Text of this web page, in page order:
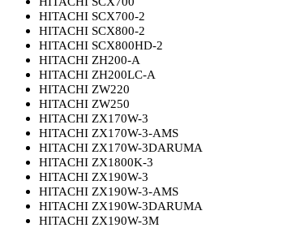
HITACHI SCX700-2
HITACHI SCX800-2
HITACHI SCX800HD-2
HITACHI ZH200-A
HITACHI ZH200LC-A
HITACHI ZW220
HITACHI ZW250
HITACHI ZX170W-3
HITACHI ZX170W-3-AMS
HITACHI ZX170W-3DARUMA
HITACHI ZX1800K-3
HITACHI ZX190W-3
HITACHI ZX190W-3-AMS
HITACHI ZX190W-3DARUMA
HITACHI ZX190W-3M